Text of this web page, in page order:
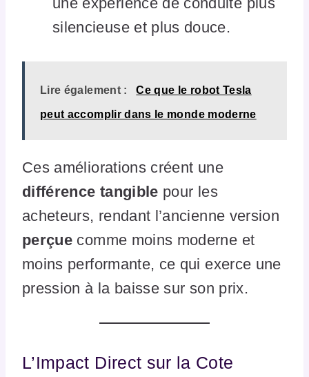
silencieuse et plus douce.
Lire également : Ce que le robot Tesla
peut accomplir dans le monde moderne
Ces améliorations créent une
différence tangible pour les
acheteurs, rendant l’ancienne version
perçue comme moins moderne et
moins performante, ce qui exerce une
pression à la baisse sur son prix.
L’Impact Direct sur la Cote